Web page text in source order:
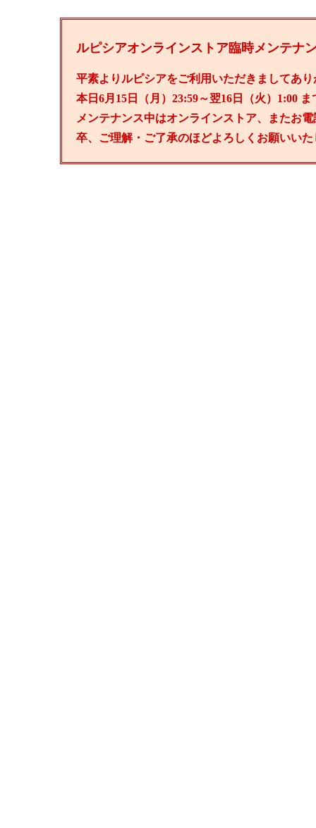
ルピシアオンラインストア臨時メンテナ
平素よりルピシアをご利用いただきましてあ
本日6月15日（月）23:59～翌16日（火）1:00
メンテナンス中はオンラインストア、またお
卒、ご理解・ご了承のほどよろしくお願いいた